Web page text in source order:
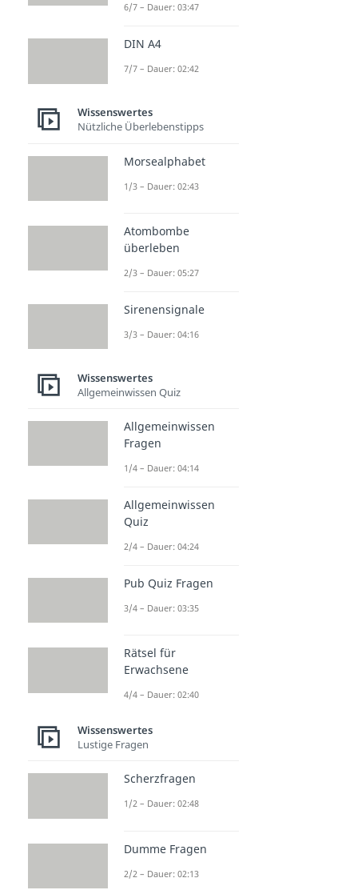
6/7 – Dauer: 03:47
DIN A4
7/7 – Dauer: 02:42
Wissenswertes
Nützliche Überlebenstipps
Morsealphabet
1/3 – Dauer: 02:43
Atombombe
überleben
2/3 – Dauer: 05:27
Sirenensignale
3/3 – Dauer: 04:16
Wissenswertes
Allgemeinwissen Quiz
Allgemeinwissen
Fragen
1/4 – Dauer: 04:14
Allgemeinwissen
Quiz
2/4 – Dauer: 04:24
Pub Quiz Fragen
3/4 – Dauer: 03:35
Rätsel für
Erwachsene
4/4 – Dauer: 02:40
Wissenswertes
Lustige Fragen
Scherzfragen
1/2 – Dauer: 02:48
Dumme Fragen
2/2 – Dauer: 02:13